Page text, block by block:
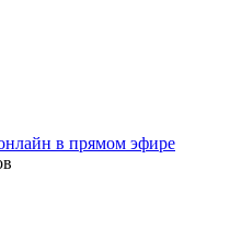
в прямом эфире